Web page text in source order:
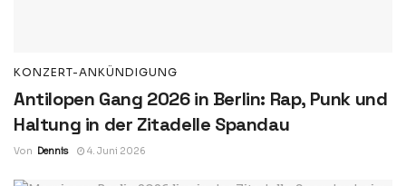
KONZERT-ANKÜNDIGUNG
Antilopen Gang 2026 in Berlin: Rap, Punk und
Haltung in der Zitadelle Spandau
Von Dennis 4. Juni 2026